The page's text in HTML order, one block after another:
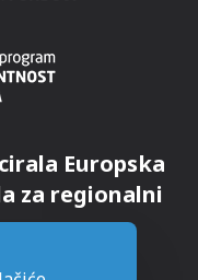
Europska
za regionalni